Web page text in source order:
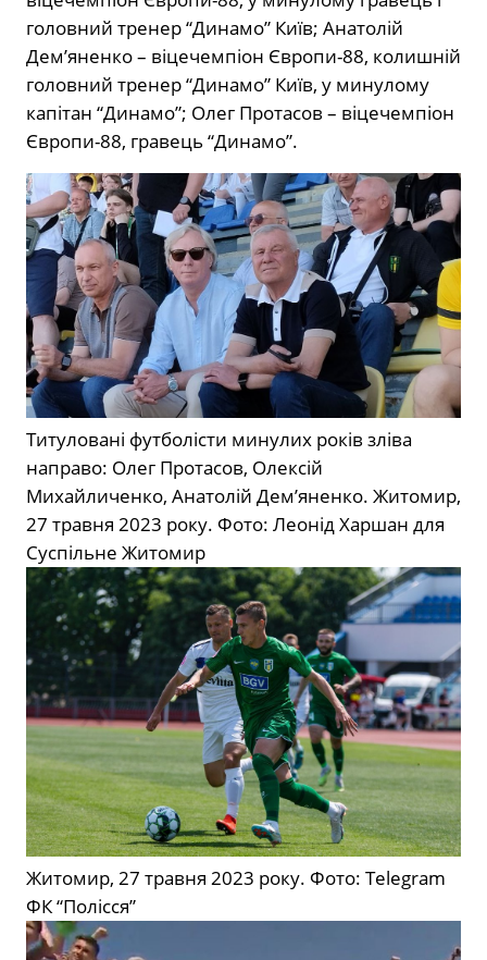
головний тренер “Динамо” Київ; Анатолій
Дем’яненко – віцечемпіон Європи-88, колишній
головний тренер “Динамо” Київ, у минулому
капітан “Динамо”; Олег Протасов – віцечемпіон
Європи-88, гравець “Динамо”.
Титуловані футболісти минулих років зліва
направо: Олег Протасов, Олексій
Михайличенко, Анатолій Дем’яненко. Житомир,
27 травня 2023 року. Фото: Леонід Харшан для
Суспільне Житомир
Житомир, 27 травня 2023 року. Фото: Telegram
ФК “Полісся”